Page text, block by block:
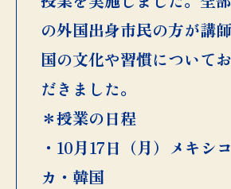
の外国出身市民の方が講
国の文化や習慣について
だきました。
＊授業の日程
・10月17日（月）メキシ
カ・韓国